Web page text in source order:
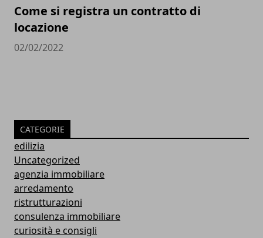
Come si registra un contratto di
locazione
02/02/2022
CATEGORIE
edilizia
Uncategorized
agenzia immobiliare
arredamento
ristrutturazioni
consulenza immobiliare
curiosità e consigli